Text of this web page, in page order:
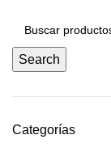
Search
Categorías